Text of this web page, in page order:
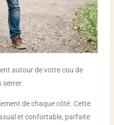
autour de votre cou de
serrer.
de chaque côté. Cette
et confortable, parfaite